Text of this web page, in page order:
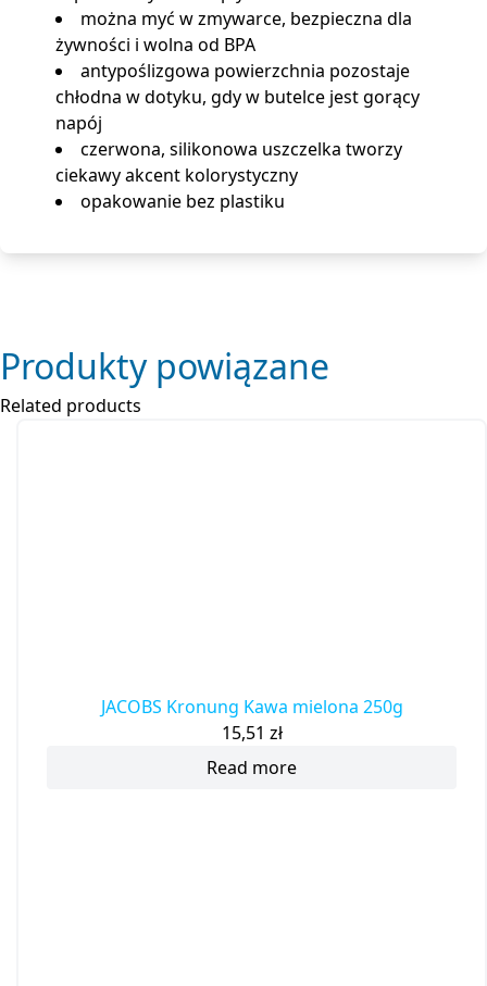
można myć w zmywarce, bezpieczna dla
żywności i wolna od BPA
antypoślizgowa powierzchnia pozostaje
chłodna w dotyku, gdy w butelce jest gorący
napój
czerwona, silikonowa uszczelka tworzy
ciekawy akcent kolorystyczny
opakowanie bez plastiku
Produkty powiązane
Related products
JACOBS Kronung Kawa mielona 250g
15,51 zł
Read more